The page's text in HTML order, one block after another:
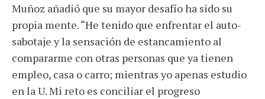
Muñoz añadió que su mayor desafío ha sido su
propia mente. “He tenido que enfrentar el auto-
sabotaje y la sensación de estancamiento al
compararme con otras personas que ya tienen
empleo, casa o carro; mientras yo apenas estudio
en la U. Mi reto es conciliar el progreso